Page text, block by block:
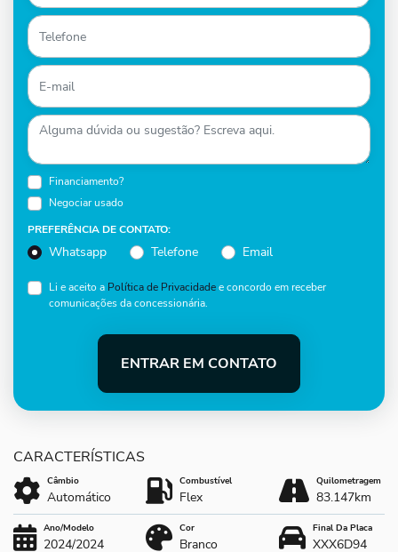
Financiamento?
Negociar usado
PREFERÊNCIA DE CONTATO:
Whatsapp Telefone Email
Li e aceito a Política de Privacidadee concordo em receber
comunicações da concessionária.
ENTRAR EM CONTATO
Câmbio
Automático
Combustível
Flex
Quilometragem
83.147km
Ano/Modelo
2024/2024
Cor
Branco
Final Da Placa
XXX6D94